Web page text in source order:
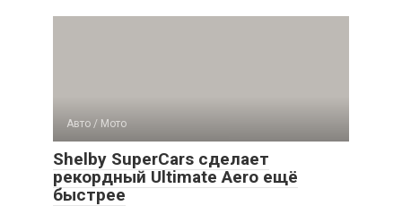
Авто / Мото
Shelby SuperCars сделает
рекордный Ultimate Aero ещё
быстрее